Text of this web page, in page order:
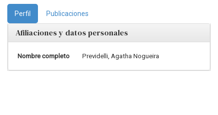
Perfil Publicaciones
Afiliaciones y datos personales
Nombre completo Previdelli, Agatha Nogueira